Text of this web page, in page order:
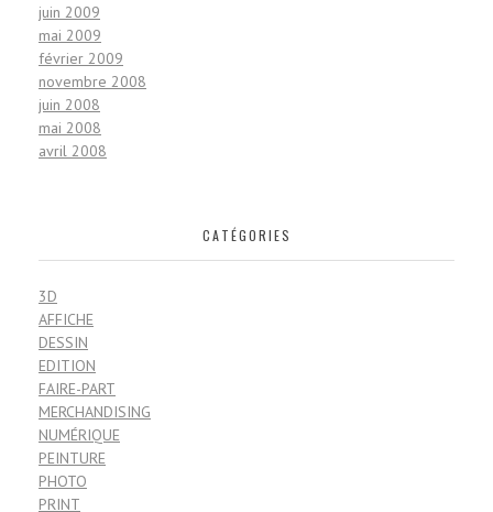
juin 2009
mai 2009
février 2009
novembre 2008
juin 2008
mai 2008
avril 2008
CATÉGORIES
3D
AFFICHE
DESSIN
EDITION
FAIRE-PART
MERCHANDISING
NUMÉRIQUE
PEINTURE
PHOTO
PRINT